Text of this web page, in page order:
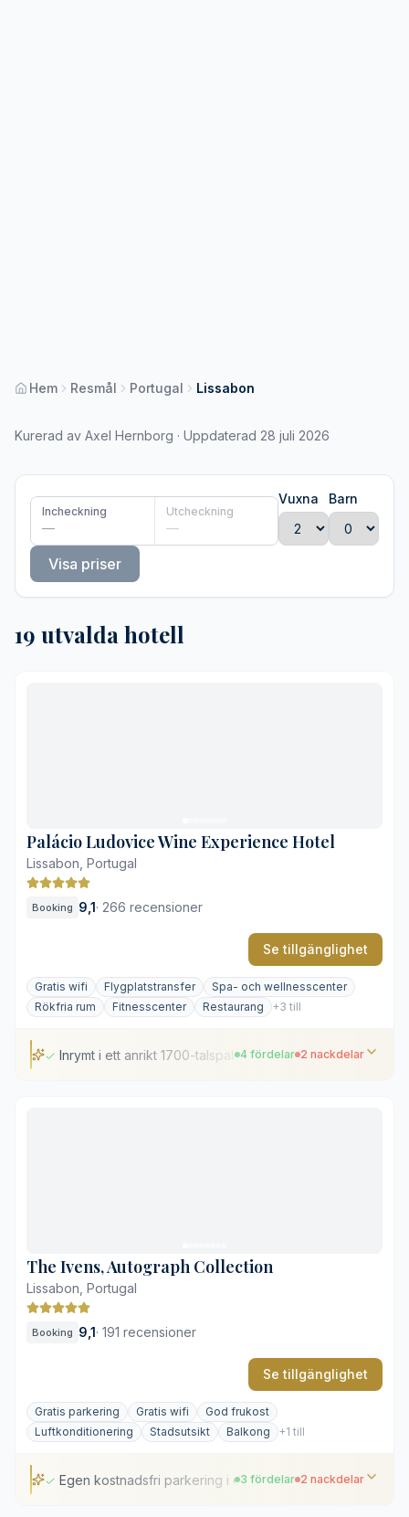
Hem Resmål Portugal Lissabon
Kurerad av Axel Hernborg · Uppdaterad 28 juli 2026
Incheckning
—
Utcheckning
—
Vuxna Barn
Visa priser
19 utvalda hotell
Palácio Ludovice Wine Experience Hotel
Lissabon, Portugal
Booking 9,1· 266 recensioner
Se tillgänglighet
Gratis wifi Flygplatstransfer
Spa- och wellnesscenter
Rökfria rum
Fitnesscenter Restaurang +3 till
Inrymt i ett anrikt 1700-talspalats4 fördelar 2 nackdelar
The Ivens, Autograph Collection
Lissabon, Portugal
Booking 9,1· 191 recensioner
Se tillgänglighet
Gratis parkering Gratis wifi
God frukost
Luftkonditionering
Stadsutsikt Balkong +1 till
Egen kostnadsfri parkering i centrum
3 fördelar 2 nackdelar